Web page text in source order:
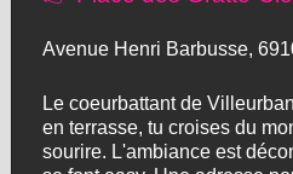
Avenue Henri Barbusse,
Le coeurbattant de
en terrasse, tu croises du
sourire. L'ambiance est